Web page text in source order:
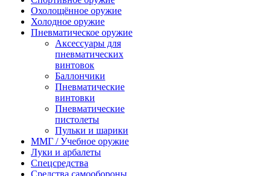
Охолощённое оружие
Холодное оружие
Пневматическое оружие
Аксессуары для
пневматических
винтовок
Баллончики
Пневматические
винтовки
Пневматические
пистолеты
Пульки и шарики
ММГ / Учебное оружие
Луки и арбалеты
Спецсредства
Средства самообороны